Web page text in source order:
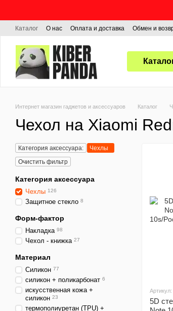
Каталог О нас Оплата и доставка Обмен и
Интернет магазин гаджетов и аксессуаров Каталог
Чехол на Xiaomi
5D
Категория аксессуара:
Чехлы
Очистить фильтр
Категория аксессуара
Чехлы 126
Защитное стекло 8
Форм-фактор
Накладка 98
Чехол - книжка 27
Материал
Силикон 77
силикон + поликарбонат 6
искусственная кожа +
силикон 23
термополиуретан (TPU) +